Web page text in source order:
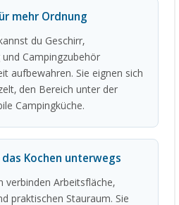
mehr Ordnung
du Geschirr,
Campingzubehör
aufbewahren. Sie eignen sich
den Bereich unter der
Campingküche.
Kochen unterwegs
verbinden Arbeitsfläche,
praktischen Stauraum. Sie